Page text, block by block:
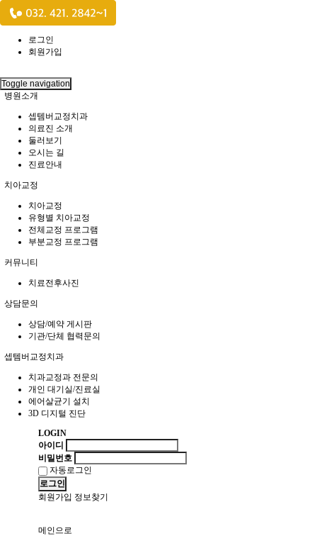
로그인
회원가입
Toggle navigation
병원소개
셉템버교정치과
의료진 소개
둘러보기
오시는 길
진료안내
치아교정
치아교정
유형별 치아교정
전체교정 프로그램
부분교정 프로그램
커뮤니티
치료전후사진
상담문의
상담/예약 게시판
기관/단체 협력문의
셉템버교정치과
치과교정과 전문의
개인 대기실/진료실
에어살균기 설치
3D 디지털 진단
LOGIN
아이디
비밀번호
자동로그인
로그인
회원가입 정보찾기
메인으로